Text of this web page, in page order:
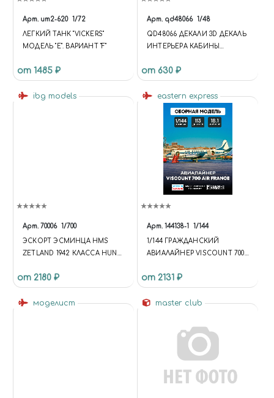
Арт. um2-620 1/72
ЛЕГКИЙ ТАНК "VICKERS"
МОДЕЛЬ "E". ВАРИАНТ "F"
от 1485 ₽
Арт. qd48066 1/48
QD48066 ДЕКАЛИ 3D ДЕКАЛЬ
ИНТЕРЬЕРА КАБИНЫ
от 630 ₽
ibg models
Арт. 70006 1/700
ЭСКОРТ ЭСМИНЦА HMS
ZETLAND 1942 КЛАССА HUNT
CLASS DESTROYER ESCORT
от 2180 ₽
eastern express
Арт. 144138-1 1/144
1/144 ГРАЖДАНСКИЙ
АВИАЛАЙНЕР VISCOUNT 700
от 2131 ₽
моделист master club